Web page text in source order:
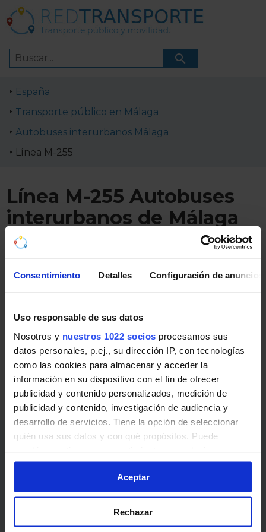
Consentimiento Detalles Configuración de anuncios
Uso responsable de sus datos
Nosotros y nuestros 1022 socios procesamos sus
datos personales, p.ej., su dirección IP, con tecnologías
como las cookies para almacenar y acceder la
información en su dispositivo con el fin de ofrecer
publicidad y contenido personalizados, medición de
publicidad y contenido, investigación de audiencia y
desarrollo de servicios. Tiene la opción de seleccionar
quién usa sus datos y con qué propósitos. Puede
momento desde la Declaración de cookies o clicando en
el Menú de consentimiento.
Si lo permite, también quisiéramos:
Recopilar información sobre su ubicación
Aceptar
Rechazar
España
Transporte público en Málaga
Autobuses interurbanos Málaga
Línea M-255
Línea M-255 Autobuses
interurbanos de Málaga
Información sobre horarios, esquema de paradas y
Autobuses interurbanos de Málaga.
La línea M-255 de Autobuses interurbanos de Málaga
ya no se encuentra operativa:
Autobuses interurbanos Málaga
Transporte público en Málaga
www.ctmam.es
Enlaces de interés